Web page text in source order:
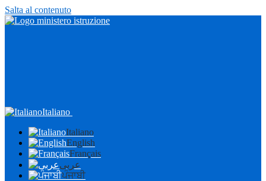
Salta al contenuto
Italiano
Italiano
English
Français
عربى
ਪੰਜਾਬੀ